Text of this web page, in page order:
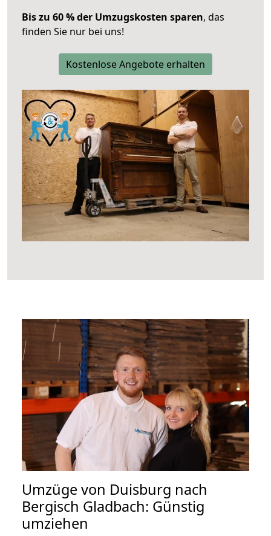
Bis zu 60 % der Umzugskosten sparen, das
finden Sie nur bei uns!
Kostenlose Angebote erhalten
Umzüge von Duisburg nach
Bergisch Gladbach: Günstig
umziehen